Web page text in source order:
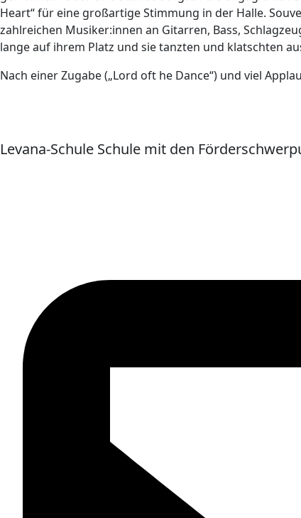
Heart“ für eine großartige Stimmung in der Halle.
zahlreichen Musiker:innen an Gitarren, Bass,
lange auf ihrem Platz und sie tanzten und klatschten
Nach einer Zugabe („Lord oft he Dance“) und viel
Levana-Schule Schule mit den